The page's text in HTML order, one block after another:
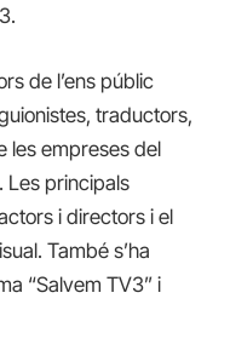
de l’ens públic
traductors,
les empreses del
Les principals
i directors i el
També s’ha
“Salvem TV3” i